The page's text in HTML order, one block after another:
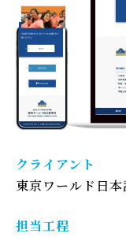
クライアント
東京ワールド日
担当工程